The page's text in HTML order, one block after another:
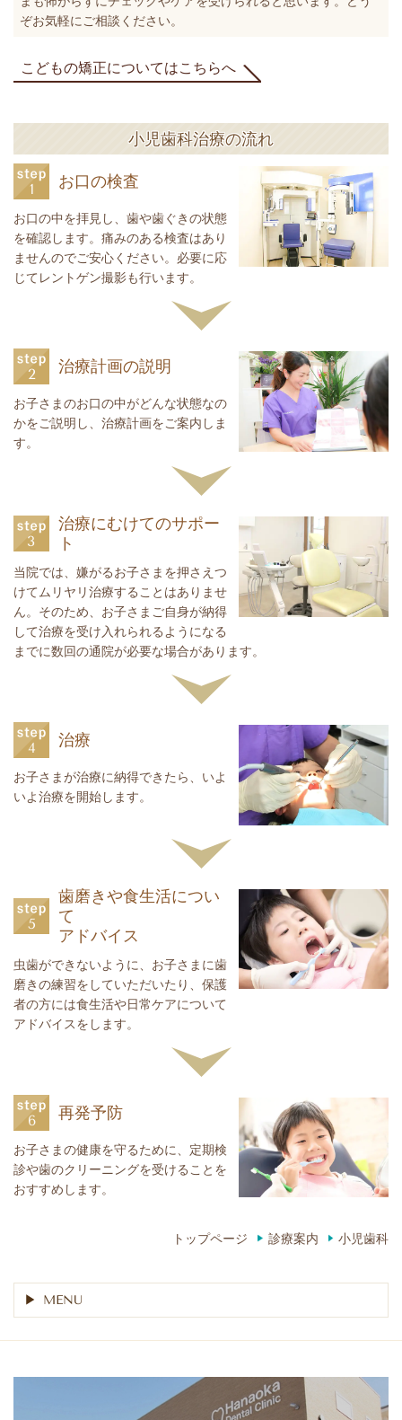
ぞお気軽にご相談ください。
こどもの矯正についてはこちらへ
小児歯科治療の流れ
お口の検査
お口の中を拝見し、歯や歯ぐきの状態
を確認します。痛みのある検査はあり
ませんのでご安心ください。必要に応
じてレントゲン撮影も行います。
治療計画の説明
お子さまのお口の中がどんな状態なの
かをご説明し、治療計画をご案内しま
す。
治療にむけてのサポー
ト
当院では、嫌がるお子さまを押さえつ
けてムリヤリ治療することはありませ
ん。そのため、お子さまご自身が納得
して治療を受け入れられるようになる
までに数回の通院が必要な場合があります。
治療
お子さまが治療に納得できたら、いよ
いよ治療を開始します。
歯磨きや食生活につい
て
アドバイス
虫歯ができないように、お子さまに歯
磨きの練習をしていただいたり、保護
者の方には食生活や日常ケアについて
アドバイスをします。
再発予防
お子さまの健康を守るために、定期検
診や歯のクリーニングを受けることを
おすすめします。
トップページ 診療案内 小児歯科
MENU